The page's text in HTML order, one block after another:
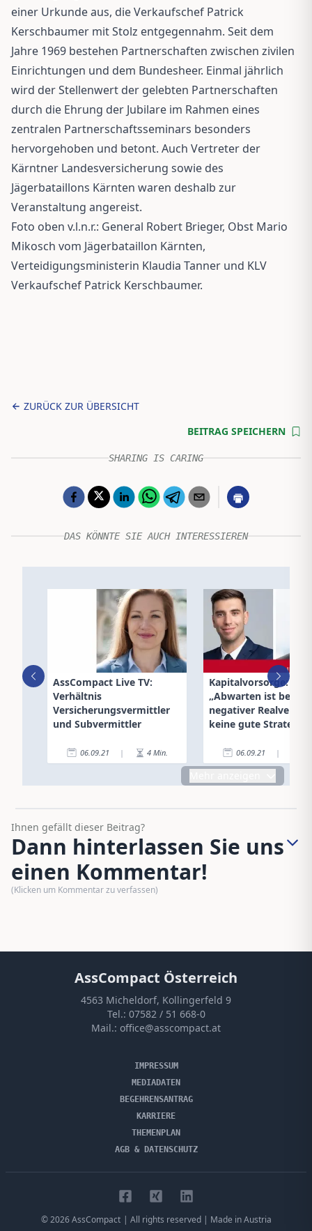
einer Urkunde aus, die Verkaufschef Patrick
Kerschbaumer mit Stolz entgegennahm. Seit dem
Jahre 1969 bestehen Partnerschaften zwischen zivilen
Einrichtungen und dem Bundesheer. Einmal jährlich
wird der Stellenwert der gelebten Partnerschaften
durch die Ehrung der Jubilare im Rahmen eines
zentralen Partnerschaftsseminars besonders
hervorgehoben und betont. Auch Vertreter der
Kärntner Landesversicherung sowie des
Jägerbataillons Kärnten waren deshalb zur
Veranstaltung angereist.
Foto oben v.l.n.r.: General Robert Brieger, Obst Mario
Mikosch vom Jägerbataillon Kärnten,
Verteidigungsministerin Klaudia Tanner und KLV
Verkaufschef Patrick Kerschbaumer.
ZURÜCK ZUR ÜBERSICHT
BEITRAG SPEICHERN
SHARING IS CARING
DAS KÖNNTE SIE AUCH INTERESSIEREN
AssCompact Live TV:
Verhältnis
Versicherungsvermittler
und Subvermittler
06.09.21 | 4 Min.
Kapitalvorsorge:
„Abwarten ist bei
negativer
keine gute Strategie“
06.09.21 |
Ihnen gefällt dieser Beitrag?
Dann hinterlassen Sie uns
einen Kommentar!
(Klicken um Kommentar zu verfassen)
AssCompact Österreich
4563 Micheldorf, Kollingerfeld 9
Tel.: 07582 / 51 668-0
Mail.: office@asscompact.at
IMPRESSUM
MEDIADATEN
BEGEHRENSANTRAG
KARRIERE
THEMENPLAN
AGB & DATENSCHUTZ
©2026 AssCompact | All rights reserved | Made in Austria